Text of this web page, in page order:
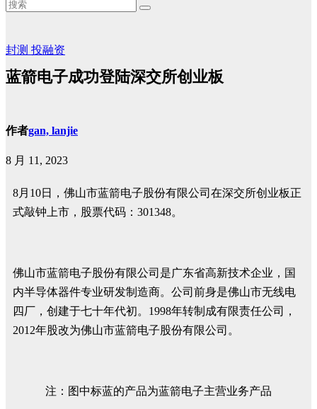
封测 投融资
蓝箭电子成功登陆深交所创业板
作者gan, lanjie
8 月 11, 2023
8月10日，佛山市蓝箭电子股份有限公司在深交所创业板正
式敲钟上市，股票代码：301348。
佛山市蓝箭电子股份有限公司是广东省高新技术企业，国
内半导体器件专业研发制造商。公司前身是佛山市无线电
四厂，创建于七十年代初。1998年转制成有限责任公司，
2012年股改为佛山市蓝箭电子股份有限公司。
注：图中标蓝的产品为蓝箭电子主营业务产品